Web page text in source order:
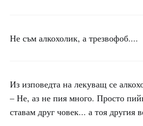
Не съм алкохолик, а трезвофоб....
Из изповедта на лекуващ се
– Не, аз не пия много. Просто
ставам друг човек... а тоя другия